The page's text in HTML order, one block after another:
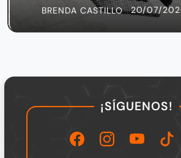
BRENDA CASTILLO 20/07/
¡SÍGUENOS!